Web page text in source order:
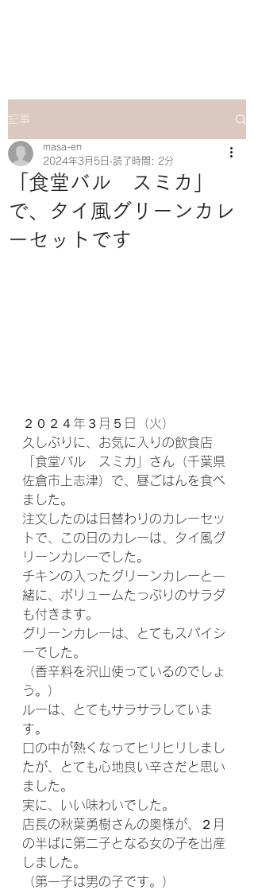
記事
「食堂バル スミカ」
で、タイ風グリーンカレ
ーセットです
masa-en
2024年3月5日 読了時間: 2分
２０２４年３月５日（火）
久しぶりに、お気に入りの飲食店
「食堂バル　スミカ」さん（千葉県
佐倉市上志津）で、昼ごはんを食べ
ました。
注文したのは日替わりのカレーセッ
トで、この日のカレーは、タイ風グ
リーンカレーでした。
チキンの入ったグリーンカレーと一
緒に、ボリュームたっぷりのサラダ
も付きます。
グリーンカレーは、とてもスパイシ
ーでした。
（香辛料を沢山使っているのでしょ
う。）
ルーは、とてもサラサラしていま
す。
口の中が熱くなってヒリヒリしまし
たが、とても心地良い辛さだと思い
ました。
実に、いい味わいでした。
店長の秋葉勇樹さんの奥様が、２月
の半ばに第二子となる女の子を出産
しました。
（第一子は男の子です。）